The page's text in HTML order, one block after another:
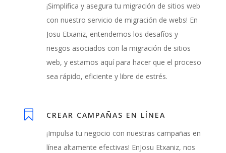
¡Simplifica y asegura tu migración de sitios web
con nuestro servicio de migración de webs! En
Josu Etxaniz, entendemos los desafíos y
riesgos asociados con la migración de sitios
web, y estamos aquí para hacer que el proceso
sea rápido, eficiente y libre de estrés.

CREAR CAMPAÑAS EN LÍNEA
¡Impulsa tu negocio con nuestras campañas en
línea altamente efectivas! EnJosu Etxaniz, nos